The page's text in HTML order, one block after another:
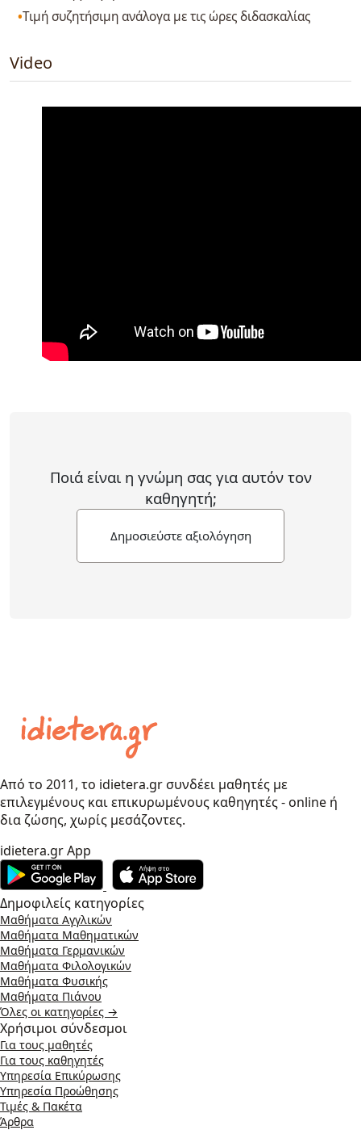
Τιμή συζητήσιμη ανάλογα με τις ώρες διδασκαλίας
Video
Ποιά είναι η γνώμη σας για αυτόν τον
καθηγητή;
Δημοσιεύστε αξιολόγηση
Από το 2011, το idietera.gr συνδέει μαθητές με
επιλεγμένους και επικυρωμένους καθηγητές - online ή
δια ζώσης, χωρίς μεσάζοντες.
idietera.gr App
Δημοφιλείς κατηγορίες
Μαθήματα Αγγλικών
Μαθήματα Μαθηματικών
Μαθήματα Γερμανικών
Μαθήματα Φιλολογικών
Μαθήματα Φυσικής
Μαθήματα Πιάνου
Όλες οι κατηγορίες →
Χρήσιμοι σύνδεσμοι
Για τους μαθητές
Για τους καθηγητές
Υπηρεσία Επικύρωσης
Υπηρεσία Προώθησης
Τιμές & Πακέτα
Άρθρα